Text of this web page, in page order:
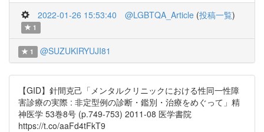
2022-01-26 15:53:40 @LGBTQA_Article (投稿一覧)
1
1 @SUZUKIRYUJI81
【GID】針間克己「メンタルクリニックにおける性同一性障
害診療の実際 : 非定型例の診断・鑑別・治療をめぐって」精
神医学 53巻8号 (p.749-753) 2011-08 医学書院
https://t.co/aaFd4tFkT9